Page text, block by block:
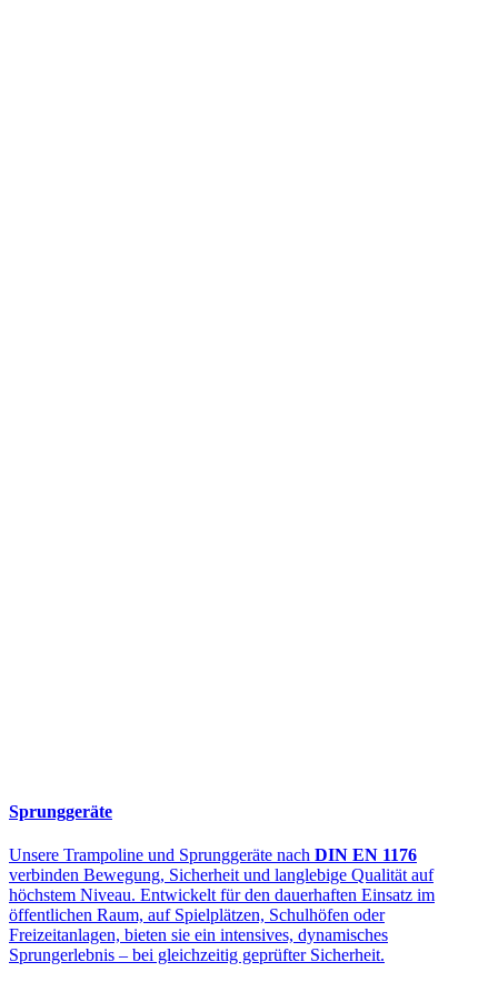
Sprunggeräte
Unsere Trampoline und Sprunggeräte nach DIN EN 1176
verbinden Bewegung, Sicherheit und langlebige Qualität auf
höchstem Niveau. Entwickelt für den dauerhaften Einsatz im
öffentlichen Raum, auf Spielplätzen, Schulhöfen oder
Freizeitanlagen, bieten sie ein intensives, dynamisches
Sprungerlebnis – bei gleichzeitig geprüfter Sicherheit.